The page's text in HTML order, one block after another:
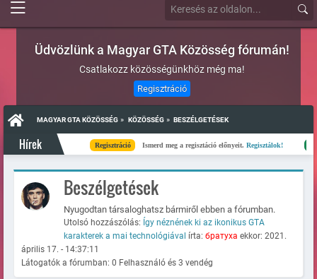
Üdvözlünk a Magyar GTA Közösség fórumán!
Csatlakozz közösségünkhöz még ma!
Regisztráció
MAGYAR GTA KÖZÖSSÉG » KÖZÖSSÉG » BESZÉLGETÉSEK
Hírek Regisztráció Ismerd meg a regisztáció előnyeit.Regisztálok! Kész
Beszélgetések
Nyugodtan társaloghatsz bármiről ebben a fórumban.
Utolsó hozzászólás: Így néznének ki az ikonikus GTA
karakterek a mai technológiával írta: братуха ekkor: 2021.
április 17. - 14:37:11
Látogatók a fórumban: 0 Felhasználó és 3 vendég